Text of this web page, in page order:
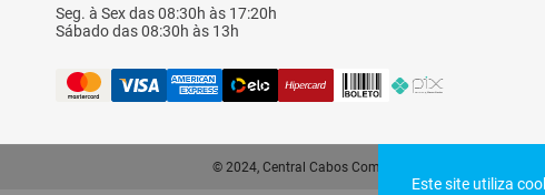
Este site utiliza
Seg. à Sex das 08:30h às 17:20h
Sábado das 08:30h às 13h
© 2024, Central Cabos Com. Conex. Elet. Ltda - Eireli.